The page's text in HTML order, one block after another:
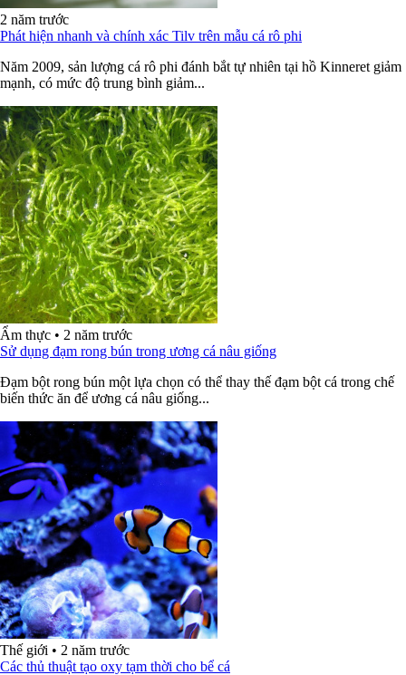
2 năm trước
Phát hiện nhanh và chính xác Tilv trên mẫu cá rô phi
Năm 2009, sản lượng cá rô phi đánh bắt tự nhiên tại hồ Kinneret giảm
mạnh, có mức độ trung bình giảm...
Ẩm thực • 2 năm trước
Sử dụng đạm rong bún trong ương cá nâu giống
Đạm bột rong bún một lựa chọn có thể thay thế đạm bột cá trong chế
biến thức ăn để ương cá nâu giống...
Thế giới • 2 năm trước
Các thủ thuật tạo oxy tạm thời cho bể cá